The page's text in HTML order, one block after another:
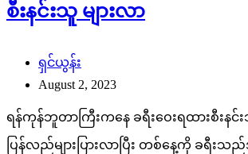
စီးနင်းသူ များလာ
ရှင်ယွန်း
August 2, 2023
ရန်ကုန်ဘူတာကြီးကနေ ခရီးဝေးရထားစီးနင်
ပြန်လည်များပြားလာပြီး တစ်နေ့ကို ခရီ